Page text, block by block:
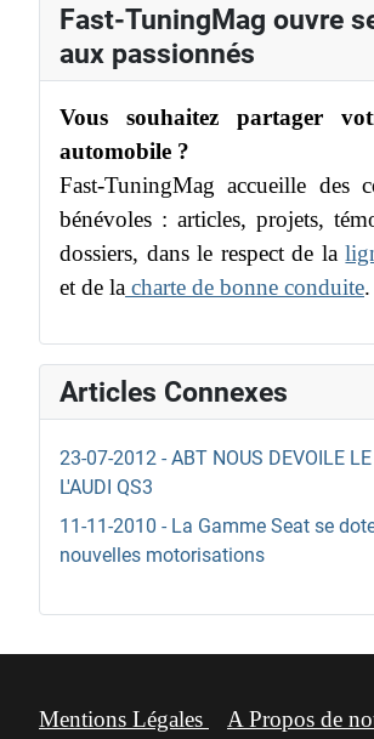
Fast-TuningMag ouvre
aux passionnés
Vous souhaitez partager
automobile ?
Fast-TuningMag accueille des
bénévoles : articles, projets,
dossiers, dans le respect de la
et de la charte de bonne conduite.
Articles Connexes
23-07-2012 - ABT NOUS DEVOILE LE
L'AUDI QS3
11-11-2010 - La Gamme Seat se
nouvelles motorisations
Mentions Légales A Propos de